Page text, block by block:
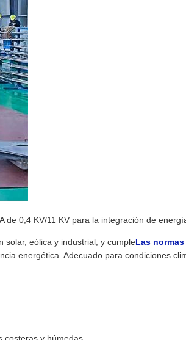
0,4 KV/11 KV para la integración de
solar, eólica y industrial, y cumpleLas
energética. Adecuado para condiciones